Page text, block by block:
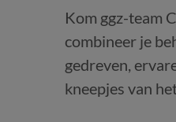
Kom ggz-team
combineer je
gedreven,
kneepjes van